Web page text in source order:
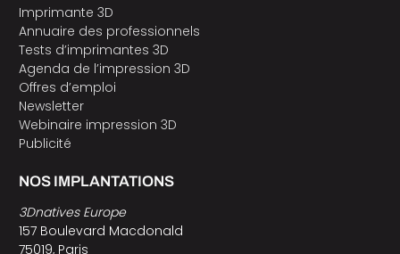
Imprimante 3D
Annuaire des professionnels
Tests d’imprimantes 3D
Agenda de l’impression 3D
Offres d’emploi
Newsletter
Webinaire impression 3D
Publicité
NOS IMPLANTATIONS
3Dnatives Europe
157 Boulevard Macdonald
75019, Paris